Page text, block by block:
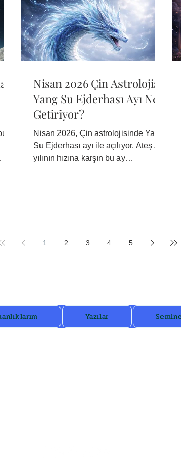
Nisan 2026 Çin Astrolojisi:
Yang Su Ejderhası Ayı Ne
Getiriyor?
Nisan 2026, Çin astrolojisinde Yang
Su Ejderhası ayı ile açılıyor. Ateş At
yılının hızına karşın bu ay
1 2 3 4 5
Yazılar